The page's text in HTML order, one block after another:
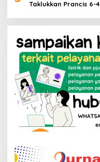
Taklukkan Prancis 6-4